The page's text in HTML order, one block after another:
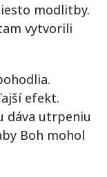
modlitby.
vytvorili
efekt.
dáva utrpeniu
Boh mohol